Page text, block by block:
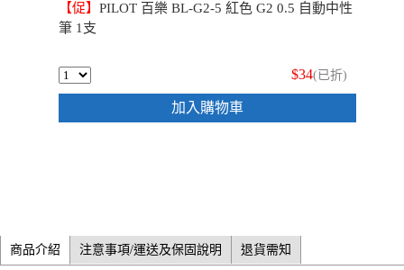
【促】 PILOT 百樂 BL-G2-5 紅色 G2 0.5 自動中性
筆 1支
$34(已折)
加入購物車
商品介紹 注意事項/運送及保固說明 退貨需知